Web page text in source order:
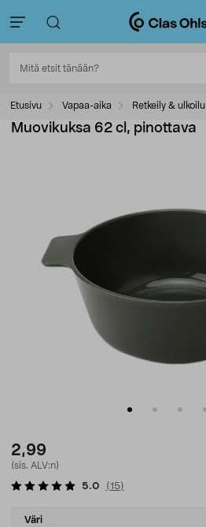
Etusivu Vapaa-aika Retkeily & ulkoilu
Muovikuksa 62 cl, pinottava
2,99
(sis. ALV:n)
5.0 (15)
Select
Väri